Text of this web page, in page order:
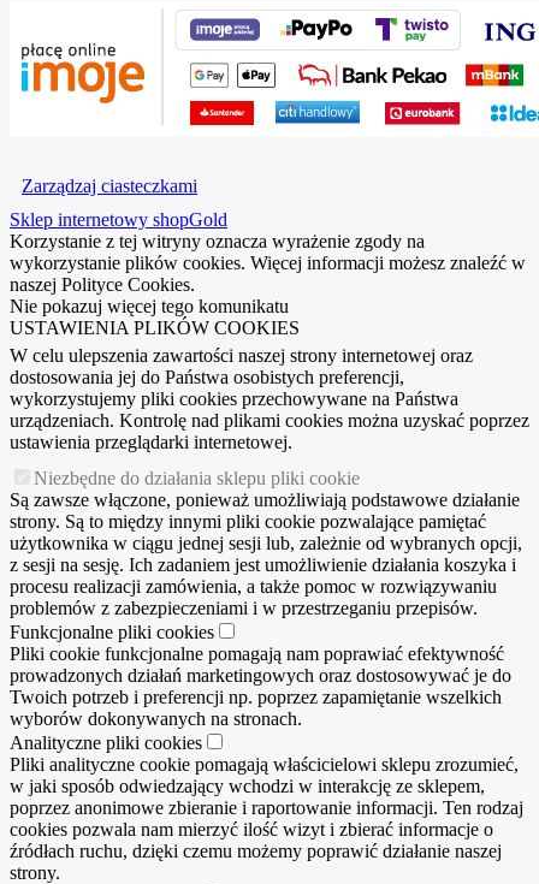
Zarządzaj ciasteczkami
Sklep internetowy shopGold
Korzystanie z tej witryny oznacza wyrażenie zgody na
wykorzystanie plików cookies. Więcej informacji możesz znaleźć w
naszej Polityce Cookies.
Nie pokazuj więcej tego komunikatu
USTAWIENIA PLIKÓW COOKIES
W celu ulepszenia zawartości naszej strony internetowej oraz
dostosowania jej do Państwa osobistych preferencji,
wykorzystujemy pliki cookies przechowywane na Państwa
urządzeniach. Kontrolę nad plikami cookies można uzyskać poprzez
ustawienia przeglądarki internetowej.
Niezbędne do działania sklepu pliki cookie
Są zawsze włączone, ponieważ umożliwiają podstawowe działanie
strony. Są to między innymi pliki cookie pozwalające pamiętać
użytkownika w ciągu jednej sesji lub, zależnie od wybranych opcji,
z sesji na sesję. Ich zadaniem jest umożliwienie działania koszyka i
procesu realizacji zamówienia, a także pomoc w rozwiązywaniu
problemów z zabezpieczeniami i w przestrzeganiu przepisów.
Funkcjonalne pliki cookies
Pliki cookie funkcjonalne pomagają nam poprawiać efektywność
prowadzonych działań marketingowych oraz dostosowywać je do
Twoich potrzeb i preferencji np. poprzez zapamiętanie wszelkich
wyborów dokonywanych na stronach.
Analityczne pliki cookies
Pliki analityczne cookie pomagają właścicielowi sklepu zrozumieć,
w jaki sposób odwiedzający wchodzi w interakcję ze sklepem,
poprzez anonimowe zbieranie i raportowanie informacji. Ten rodzaj
cookies pozwala nam mierzyć ilość wizyt i zbierać informacje o
źródłach ruchu, dzięki czemu możemy poprawić działanie naszej
strony.